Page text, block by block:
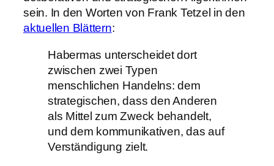
sein. In den Worten von Frank Tetzel in den
aktuellen Blättern:
Habermas unterscheidet dort
zwischen zwei Typen
menschlichen Handelns: dem
strategischen, dass den Anderen
als Mittel zum Zweck behandelt,
und dem kommunikativen, das auf
Verständigung zielt.